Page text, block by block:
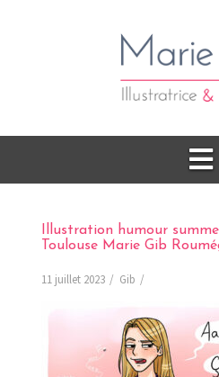
Illustration humour
Toulouse Marie Gib
11 juillet 2023 Gib